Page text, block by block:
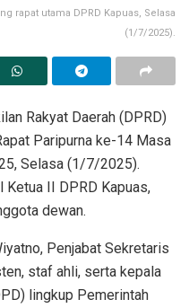
rapat utama DPRD Kapuas, Selasa
(1/7/2025).
Rakyat Daerah (DPRD)
Paripurna ke-14 Masa
Selasa (1/7/2025).
II DPRD Kapuas,
dewan.
Penjabat Sekretaris
staf ahli, serta kepala
lingkup Pemerintah